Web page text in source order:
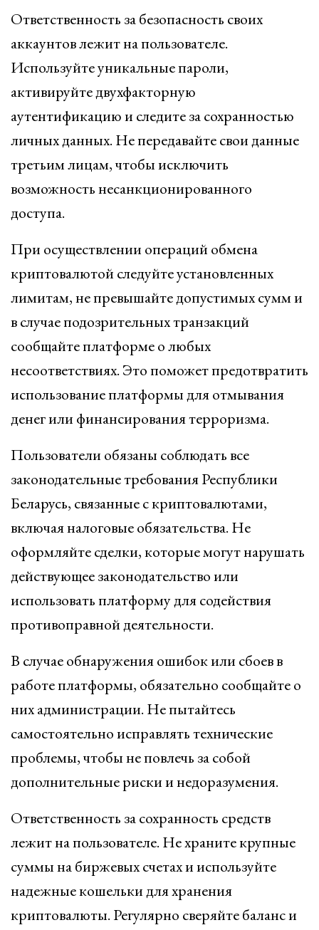
Ответственность за безопасность своих
аккаунтов лежит на пользователе.
Используйте уникальные пароли,
активируйте двухфакторную
аутентификацию и следите за сохранностью
личных данных. Не передавайте свои данные
третьим лицам, чтобы исключить
возможность несанкционированного
доступа.
При осуществлении операций обмена
криптовалютой следуйте установленных
лимитам, не превышайте допустимых сумм и
в случае подозрительных транзакций
сообщайте платформе о любых
несоответствиях. Это поможет предотвратить
использование платформы для отмывания
денег или финансирования терроризма.
Пользователи обязаны соблюдать все
законодательные требования Республики
Беларусь, связанные с криптовалютами,
включая налоговые обязательства. Не
оформляйте сделки, которые могут нарушать
действующее законодательство или
использовать платформу для содействия
противоправной деятельности.
В случае обнаружения ошибок или сбоев в
работе платформы, обязательно сообщайте о
них администрации. Не пытайтесь
самостоятельно исправлять технические
проблемы, чтобы не повлечь за собой
дополнительные риски и недоразумения.
Ответственность за сохранность средств
лежит на пользователе. Не храните крупные
суммы на биржевых счетах и используйте
надежные кошельки для хранения
криптовалюты. Регулярно сверяйте баланс и